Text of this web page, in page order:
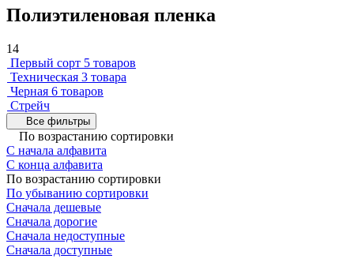
Полиэтиленовая пленка
14
Первый сорт 5 товаров
Техническая 3 товара
Черная 6 товаров
Стрейч
Все фильтры
По возрастанию сортировки
С начала алфавита
С конца алфавита
По возрастанию сортировки
По убыванию сортировки
Сначала дешевые
Сначала дорогие
Сначала недоступные
Сначала доступные